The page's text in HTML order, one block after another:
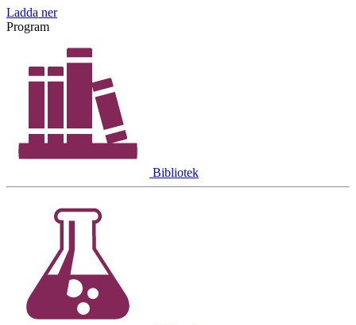
Ladda ner
Program
Bibliotek